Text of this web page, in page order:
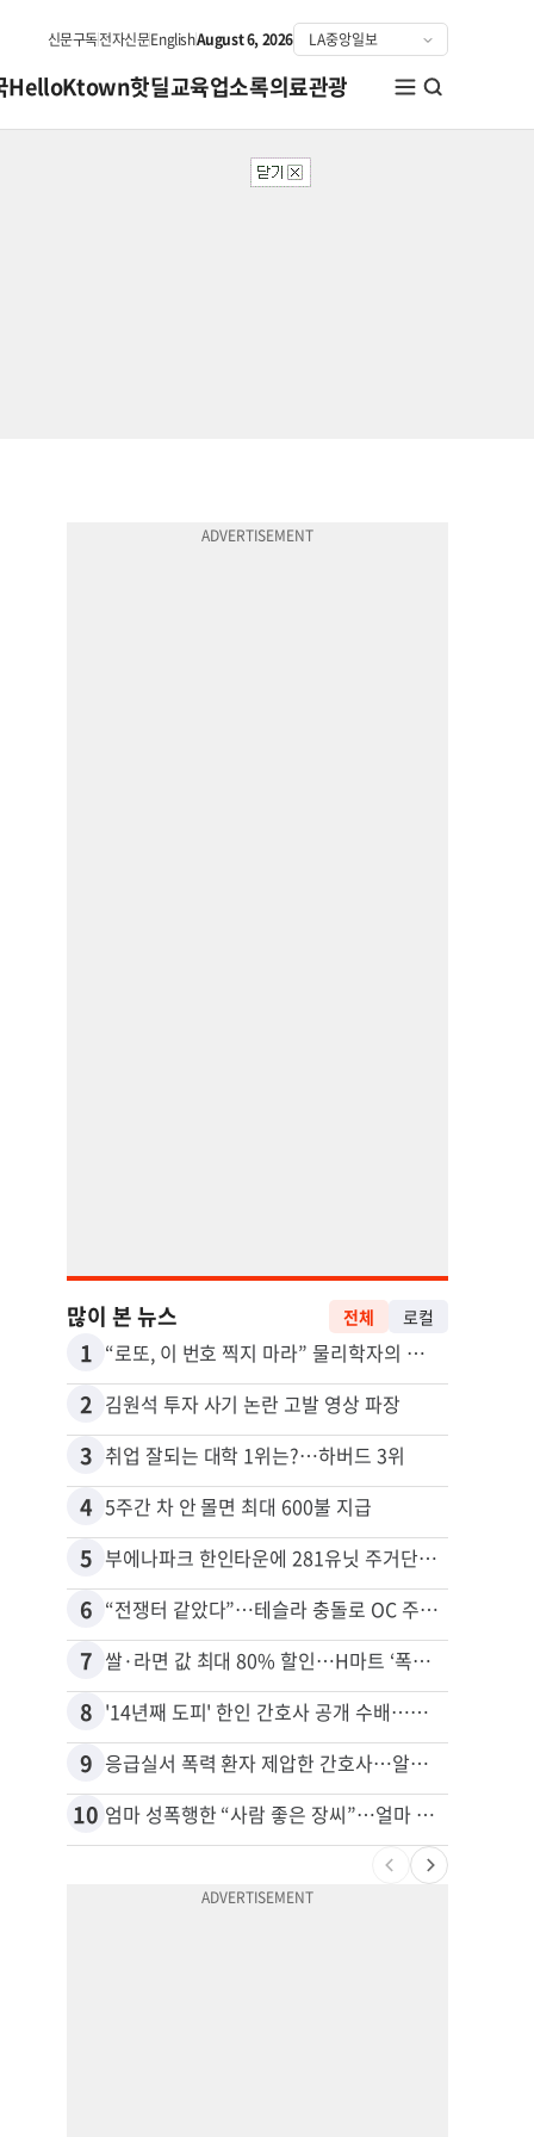
신문구독전자신문EnglishAugust 6, 2026
HelloKtown핫딜교육업소록의료관광
많이 본 뉴스 전체 로컬
1 “로또, 이 번호 찍지 마라” 물리학자의 당첨금 높이는 비밀
2 김원석 투자 사기 논란 고발 영상 파장
3 취업 잘되는 대학 1위는?…하버드 3위
4 5주간 차 안 몰면 최대 600불 지급
5 부에나파크 한인타운에 281유닛 주거단지 들어선다
6 “전쟁터 같았다”…테슬라 충돌로 OC 주택 4채 파손
7 쌀·라면 값 최대 80% 할인…H마트 ‘폭탄 세일’
8 '14년째 도피' 한인 간호사 공개 수배…메디케어 사기 유죄
9 응급실서 폭력 환자 제압한 간호사…알고 보니
10 엄마 성폭행한 “사람 좋은 장씨”…얼마 뒤 딸 배도 불러왔다